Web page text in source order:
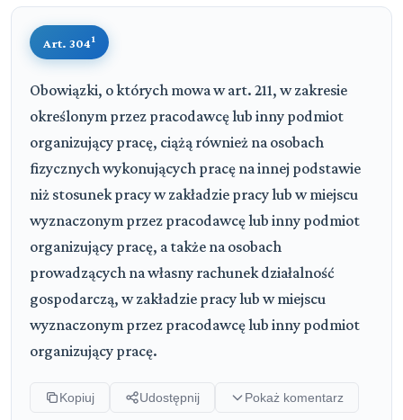
Art. 3041
Obowiązki, o których mowa w art. 211, w zakresie
określonym przez pracodawcę lub inny podmiot
organizujący pracę, ciążą również na osobach
fizycznych wykonujących pracę na innej podstawie
niż stosunek pracy w zakładzie pracy lub w miejscu
wyznaczonym przez pracodawcę lub inny podmiot
organizujący pracę, a także na osobach
prowadzących na własny rachunek działalność
gospodarczą, w zakładzie pracy lub w miejscu
wyznaczonym przez pracodawcę lub inny podmiot
organizujący pracę.
Kopiuj Udostępnij Pokaż komentarz